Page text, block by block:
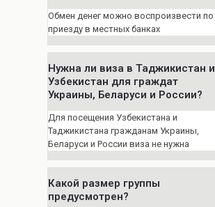
Обмен денег можно воспроизвести по
приезду в местных банках
Нужна ли виза в Таджикистан и
Узбекистан для граждат
Украины, Беларуси и России?
Для посещения Узбекистана и
Таджикистана гражданам Украины,
Беларуси и России виза не нужна
Какой размер группы
предусмотрен?